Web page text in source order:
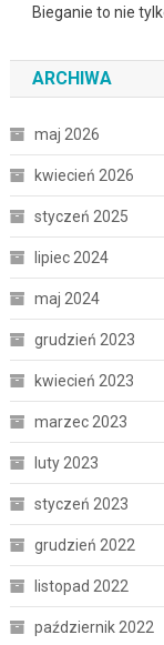
Bieganie to nie
ARCHIWA
maj 2026
kwiecień 2026
styczeń 2025
lipiec 2024
maj 2024
grudzień 2023
kwiecień 2023
marzec 2023
luty 2023
styczeń 2023
grudzień 2022
listopad 2022
październik 2022